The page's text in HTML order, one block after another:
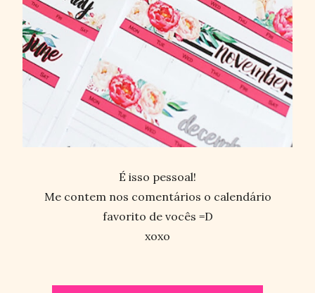
É isso pessoal!
Me contem nos comentários o calendário
favorito de vocês =D
xoxo